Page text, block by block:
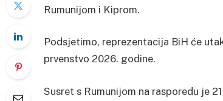
Rumunijom i Kiprom.
Podsjetimo, reprezentacija BiH će
prvenstvo 2026. godine.
Susret s Rumunijom na rasporedu je